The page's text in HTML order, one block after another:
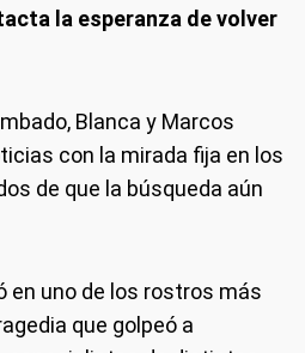
la esperanza de volver
Blanca y Marcos
con la mirada fija en los
de que la búsqueda aún
en uno de los rostros más
que golpeó a